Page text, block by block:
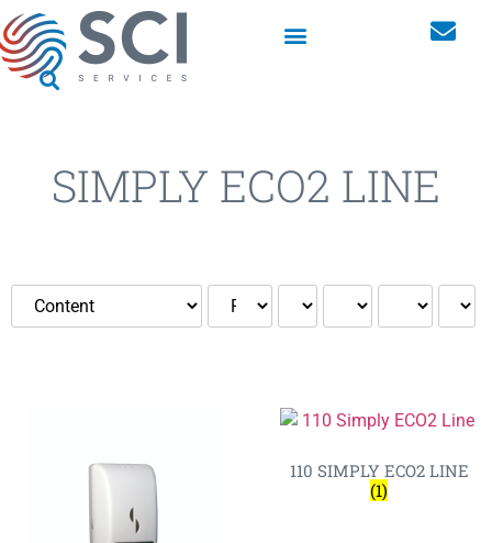
SIMPLY ECO2 LINE
110 SIMPLY ECO2 LINE
(1)